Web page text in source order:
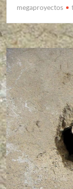
megaproyectos